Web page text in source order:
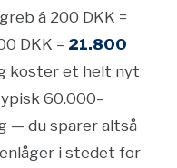
á 200 DKK =
DKK = 21.800
koster et helt nyt
60.000–
— du sparer altså
i stedet for